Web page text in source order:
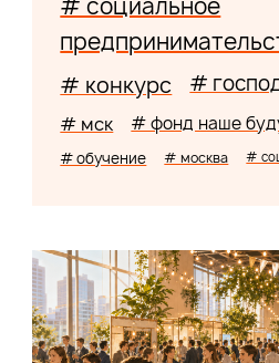
# социальное
# конкурс #
# мск # фонд наше
# обучение # москва #